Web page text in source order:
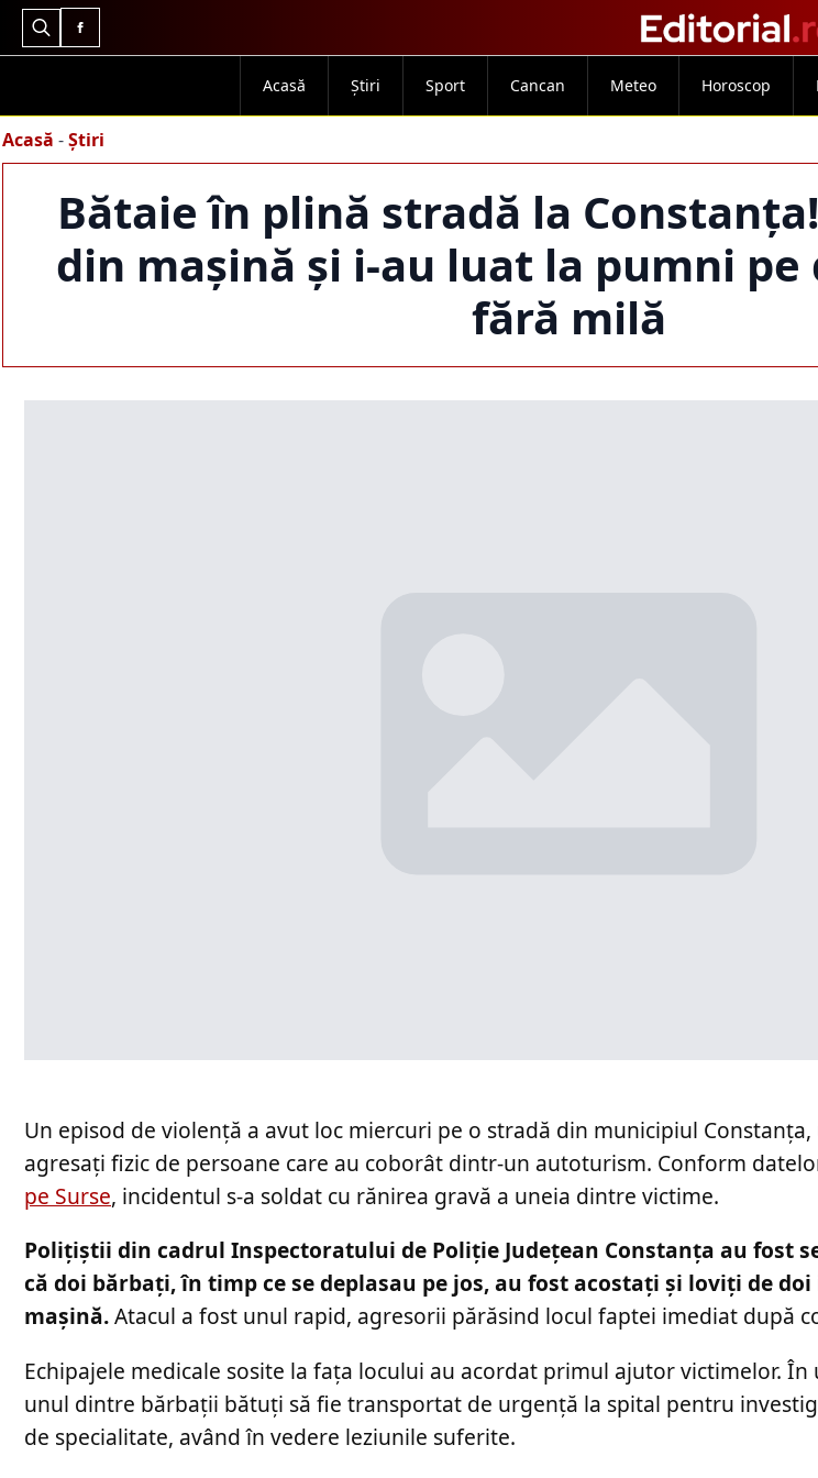
Search
Acasă Știri Sport Cancan Meteo Horoscop
Acasă -Știri
Bătaie în plină stradă la
din mașină și i-au luat la pumni
fără milă
Un episod de violență a avut loc miercuri pe o stradă din municipiul
agresați fizic de persoane care au coborât dintr-un autoturism. Conform
pe Surse, incidentul s-a soldat cu rănirea gravă a uneia dintre victime.
Polițiștii din cadrul Inspectoratului de Poliție Județean Constanța au fost
că doi bărbați, în timp ce se deplasau pe jos, au fost acostați și loviți de
mașină.Atacul a fost unul rapid, agresorii părăsind locul faptei imediat după
Echipajele medicale sosite la fața locului au acordat primul ajutor victimelor. În
unul dintre bărbații bătuți să fie transportat de urgență la spital pentru
de specialitate, având în vedere leziunile suferite.